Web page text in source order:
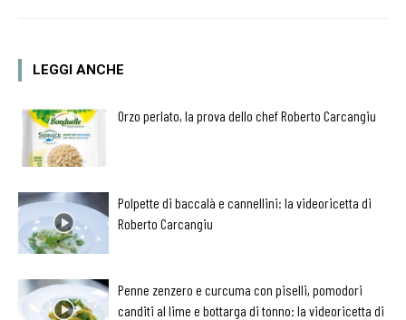
LEGGI ANCHE
Orzo perlato, la prova dello chef Roberto Carcangiu
Polpette di baccalà e cannellini: la videoricetta di
Roberto Carcangiu
Penne zenzero e curcuma con piselli, pomodori
canditi al lime e bottarga di tonno: la videoricetta di